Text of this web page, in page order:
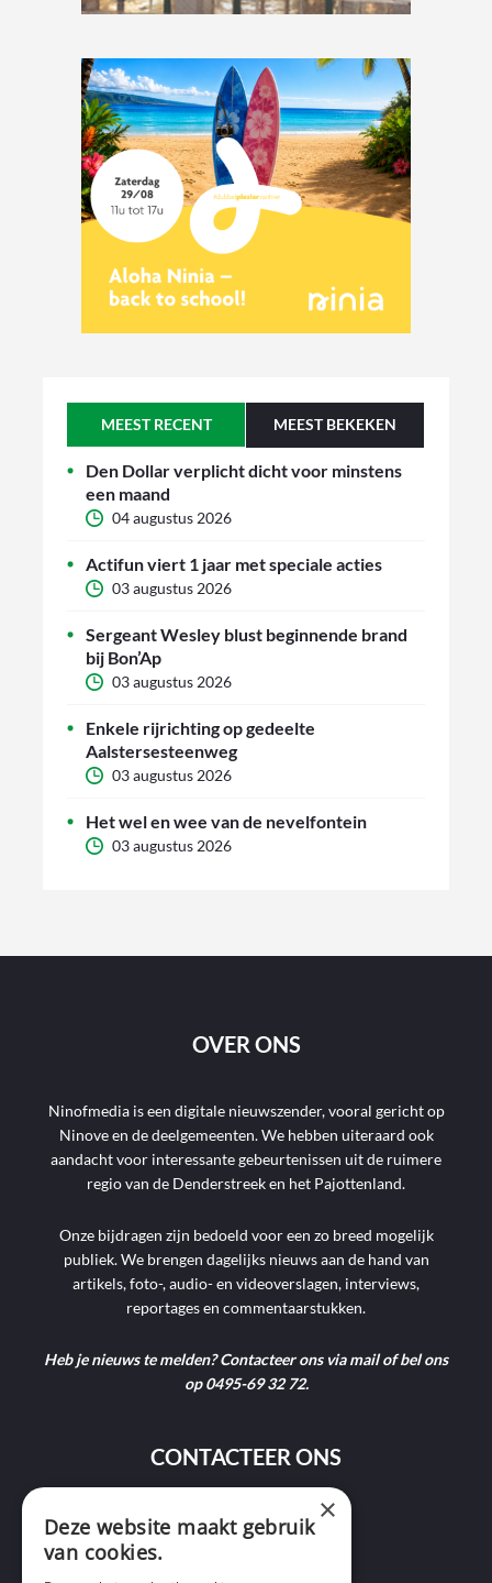
MEEST RECENT MEEST BEKEKEN
Den Dollar verplicht dicht voor minstens
een maand
04 augustus 2026
Actifun viert 1 jaar met speciale acties
03 augustus 2026
Sergeant Wesley blust beginnende brand
bij Bon’Ap
03 augustus 2026
Enkele rijrichting op gedeelte
Aalstersesteenweg
03 augustus 2026
Het wel en wee van de nevelfontein
03 augustus 2026
OVER ONS
Ninofmedia is een digitale nieuwszender, vooral gericht op
Ninove en de deelgemeenten. We hebben uiteraard ook
aandacht voor interessante gebeurtenissen uit de ruimere
regio van de Denderstreek en het Pajottenland.
Onze bijdragen zijn bedoeld voor een zo breed mogelijk
publiek. We brengen dagelijks nieuws aan de hand van
artikels, foto-, audio- en videoverslagen, interviews,
reportages en commentaarstukken.
Heb je nieuws te melden? Contacteer ons via mail of bel ons
op 0495-69 32 72.
CONTACTEER ONS
9400 Ninove ×
Deze website maakt gebruik
van cookies.